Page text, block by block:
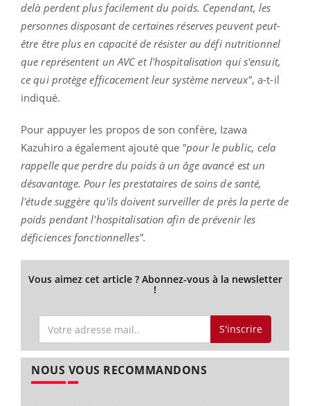
delà perdent plus facilement du poids. Cependant, les
personnes disposant de certaines réserves peuvent peut-
être être plus en capacité de résister au défi nutritionnel
que représentent un AVC et l'hospitalisation qui s'ensuit,
ce qui protège efficacement leur système nerveux", a-t-il
indiqué.
Pour appuyer les propos de son confère, Izawa
Kazuhiro a également ajouté que "pour le public, cela
rappelle que perdre du poids à un âge avancé est un
désavantage. Pour les prestataires de soins de santé,
l'étude suggère qu'ils doivent surveiller de près la perte de
poids pendant l'hospitalisation afin de prévenir les
déficiences fonctionnelles".
Vous aimez cet article ? Abonnez-vous à la newsletter
!
S'inscrire
NOUS VOUS RECOMMANDONS